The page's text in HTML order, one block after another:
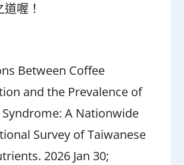
喔！
Between Coffee
and the Prevalence of
A Nationwide
Survey of Taiwanese
2026 Jan 30;